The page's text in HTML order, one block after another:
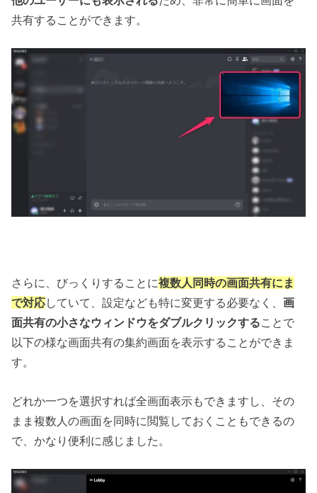
共有することができます。
さらに、びっくりすることに複数人同時の画面共有にま
で対応していて、設定なども特に変更する必要なく、画
面共有の小さなウィンドウをダブルクリックすることで
以下の様な画面共有の集約画面を表示することができま
す。
どれか一つを選択すれば全画面表示もできますし、その
まま複数人の画面を同時に閲覧しておくこともできるの
で、かなり便利に感じました。